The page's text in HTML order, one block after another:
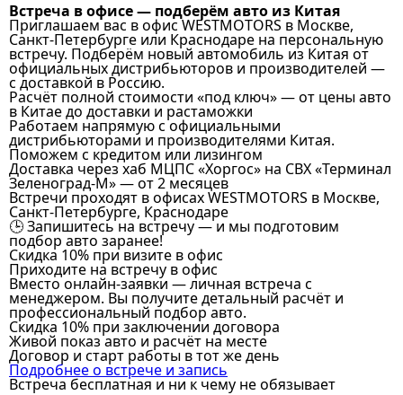
Встреча в офисе — подберём авто из Китая
Приглашаем вас в офис WESTMOTORS в Москве,
Санкт-Петербурге или Краснодаре на персональную
встречу. Подберём новый автомобиль из Китая от
официальных дистрибьюторов и производителей —
с доставкой в Россию.
Расчёт полной стоимости «под ключ» — от цены авто
в Китае до доставки и растаможки
Работаем напрямую с официальными
дистрибьюторами и производителями Китая.
Поможем с кредитом или лизингом
Доставка через хаб МЦПС «Хоргос» на СВХ «Терминал
Зеленоград-М» — от 2 месяцев
Встречи проходят в офисах WESTMOTORS в Москве,
Санкт-Петербурге, Краснодаре
🕒 Запишитесь на встречу — и мы подготовим
подбор авто заранее!
Скидка 10% при визите в офис
Приходите на встречу в офис
Вместо онлайн-заявки — личная встреча с
менеджером. Вы получите детальный расчёт и
профессиональный подбор авто.
Скидка 10% при заключении договора
Живой показ авто и расчёт на месте
Договор и старт работы в тот же день
Подробнее о встрече и запись
Встреча бесплатная и ни к чему не обязывает